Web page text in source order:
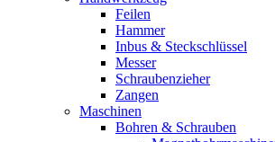
Feilen
Hammer
Inbus & Steckschlüssel
Messer
Schraubenzieher
Zangen
Maschinen
Bohren & Schrauben